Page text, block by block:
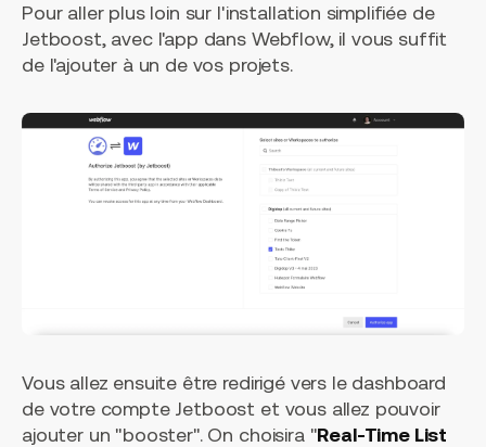
Pour aller plus loin sur l'installation simplifiée de
Jetboost, avec l'app dans Webflow, il vous suffit
de l'ajouter à un de vos projets.
Vous allez ensuite être redirigé vers le dashboard
de votre compte Jetboost et vous allez pouvoir
ajouter un "booster". On choisira "Real-Time List